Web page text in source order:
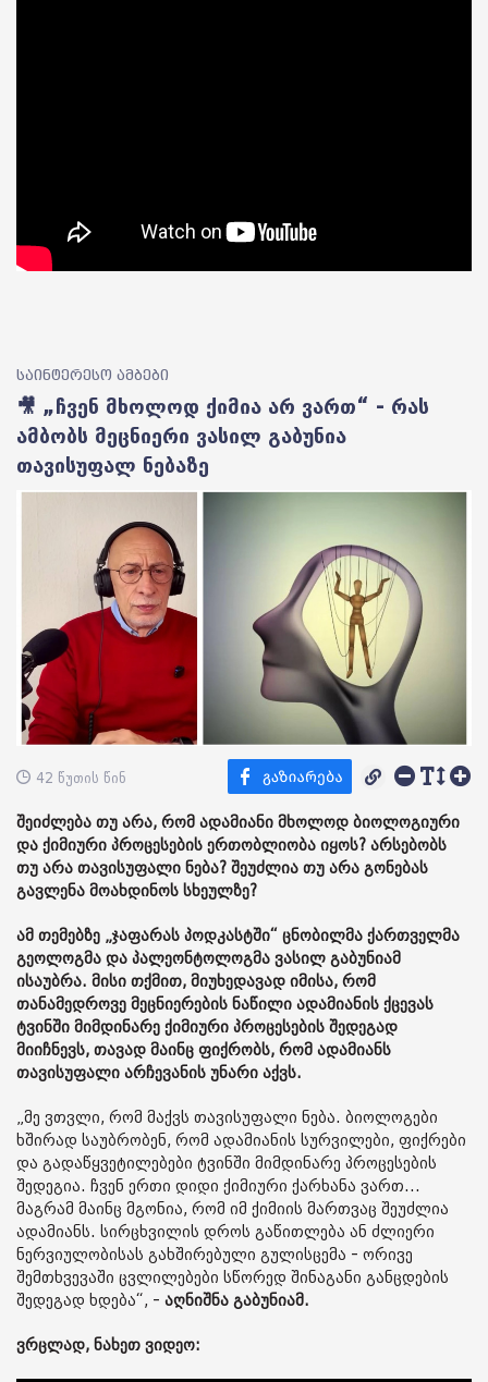
საინტერესო ამბები
🎥 „ჩვენ მხოლოდ ქიმია არ ვართ“ - რას
ამბობს მეცნიერი ვასილ გაბუნია
თავისუფალ ნებაზე
42 წუთის წინ
შეიძლება თუ არა, რომ ადამიანი მხოლოდ ბიოლოგიური
და ქიმიური პროცესების ერთობლიობა იყოს? არსებობს
თუ არა თავისუფალი ნება? შეუძლია თუ არა გონებას
გავლენა მოახდინოს სხეულზე?
ამ თემებზე „ჯაფარას პოდკასტში“ ცნობილმა ქართველმა
გეოლოგმა და პალეონტოლოგმა ვასილ გაბუნიამ
ისაუბრა. მისი თქმით, მიუხედავად იმისა, რომ
თანამედროვე მეცნიერების ნაწილი ადამიანის ქცევას
ტვინში მიმდინარე ქიმიური პროცესების შედეგად
მიიჩნევს, თავად მაინც ფიქრობს, რომ ადამიანს
თავისუფალი არჩევანის უნარი აქვს.
„მე ვთვლი, რომ მაქვს თავისუფალი ნება. ბიოლოგები
ხშირად საუბრობენ, რომ ადამიანის სურვილები, ფიქრები
და გადაწყვეტილებები ტვინში მიმდინარე პროცესების
შედეგია. ჩვენ ერთი დიდი ქიმიური ქარხანა ვართ...
მაგრამ მაინც მგონია, რომ იმ ქიმიის მართვაც შეუძლია
ადამიანს. სირცხვილის დროს გაწითლება ან ძლიერი
ნერვიულობისას გახშირებული გულისცემა - ორივე
შემთხვევაში ცვლილებები სწორედ შინაგანი განცდების
შედეგად ხდება“, - აღნიშნა გაბუნიამ.
ვრცლად, ნახეთ ვიდეო: